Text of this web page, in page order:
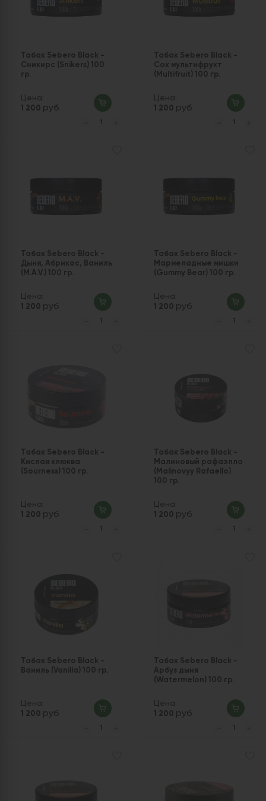
Табак Sebero Black -
Сникирс (Snikers) 100
гр.
Цена:
1 200 руб
Табак Sebero Black -
Сок мультифрукт
(Multifruit) 100 гр.
Цена:
1 200 руб
Табак Sebero Black -
Дыня, Абрикос, Ваниль
(M.A.V.) 100 гр.
Цена:
1 200 руб
Табак Sebero Black -
Мармеладные мишки
(Gummy Bear) 100 гр.
Цена:
1 200 руб
Табак Sebero Black -
Кислая клюква
(Sourness) 100 гр.
Цена:
1 200 руб
Табак Sebero Black -
Малиновый рафаэлло
(Malinovyy Rafaello)
100 гр.
Цена:
1 200 руб
Табак Sebero Black -
Ваниль (Vanilla) 100 гр.
Цена:
1 200 руб
Табак Sebero Black -
Арбуз дыня
(Watermelon) 100 гр.
Цена:
1 200 руб